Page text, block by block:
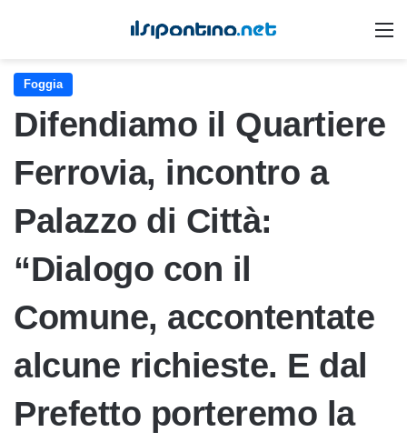
Foggia
Difendiamo il Quartiere
Ferrovia, incontro a
Palazzo di Città:
“Dialogo con il
Comune, accontentate
alcune richieste. E dal
Prefetto porteremo la